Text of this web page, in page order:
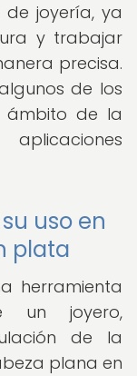
joyería, ya
y trabajar
precisa.
de los
ámbito de la
uso en
plata
herramienta
un joyero,
de la
plana en